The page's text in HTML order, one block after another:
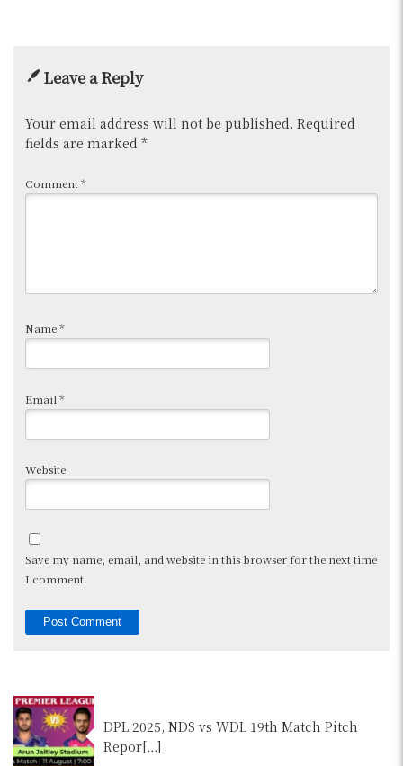
Leave a Reply
Your email address will not be published. Required
fields are marked *
Comment*
Name*
Email *
Website
Save my name, email, and website in this browser for the next time
I comment.
DPL 2025, NDS vs WDL 19th Match Pitch
Repor[…]